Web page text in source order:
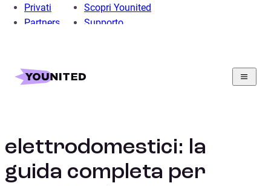
Privati
Partners
Scopri Younited
Supporto
Home
Prestito per Elettrodomestici
elettrodomestici: la
guida completa per